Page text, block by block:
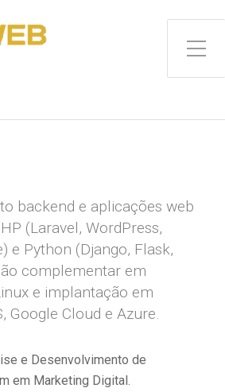
Toggle Side Menu
backend e aplicações web
(Laravel, WordPress,
e Python (Django, Flask,
complementar em
e implantação em
Google Cloud e Azure.
e Desenvolvimento de
em Marketing Digital.